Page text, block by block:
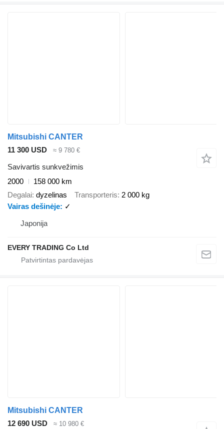
Mitsubishi CANTER
11 300 USD
≈ 9 780 €
Savivartis sunkvežimis
2000
158 000 km
Degalai dyzelinas Transporteris 2 000 kg
Vairas dešinėje
✓
Japonija
EVERY TRADING Co Ltd
Mitsubishi CANTER
12 690 USD
≈ 10 980 €